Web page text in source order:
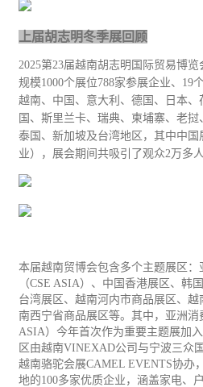
上届胡志明冬季展回顾
2025第23届越南胡志明国际贸易博
规模1000个展位788家参展企业、 19
越南、中国、意大利、德国、日本
国、斯里兰卡、瑞典、柬埔寨、老挝
泰国、新加坡及台湾地区，其中中国
业），展会期间共吸引了观众2 万多
本届越南贸博会包含多个主题展区
（CSE ASIA）、中国香港展区、韩
台湾展区、越南河内市商品展区、
南西宁省商品展区等。其中，亚洲消
ASIA）今年首次作为重要主题展加入
区由越南VINEXAD公司与宁波三众
越南骆驼会展CAMEL EVENTS协办，
地的100多家优质企业，涵盖家电、户